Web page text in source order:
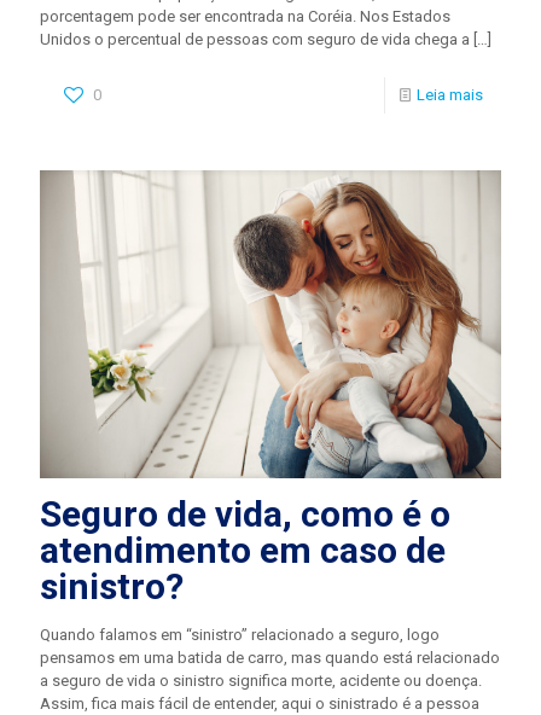
porcentagem pode ser encontrada na Coréia. Nos Estados
Unidos o percentual de pessoas com seguro de vida chega a […]
0 Leia mais
Seguro de vida, como é o
atendimento em caso de
sinistro?
Quando falamos em “sinistro” relacionado a seguro, logo
pensamos em uma batida de carro, mas quando está relacionado
a seguro de vida o sinistro significa morte, acidente ou doença.
Assim, fica mais fácil de entender, aqui o sinistrado é a pessoa